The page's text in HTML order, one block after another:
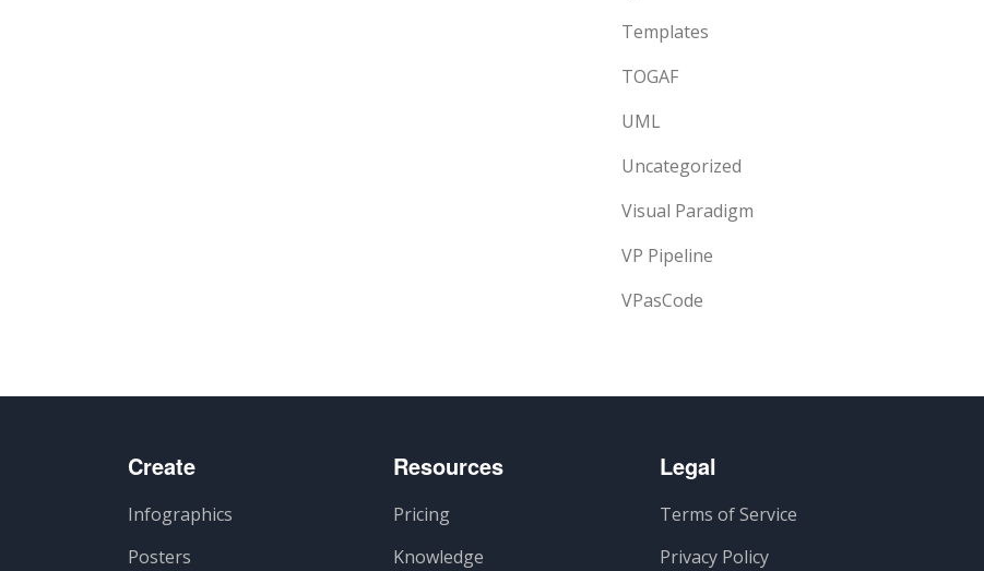
Templates
TOGAF
UML
Uncategorized
Visual Paradigm
VP Pipeline
VPasCode
Create
Infographics
Posters
Resources
Pricing
Knowledge
Legal
Terms of Service
Privacy Policy